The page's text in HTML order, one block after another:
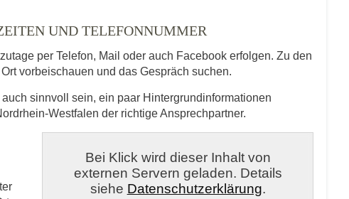
veröffentlicht.
UND TELEFONNUMMER
per Telefon, Mail oder auch Facebook erfolgen. Zu den
vorbeischauen und das Gespräch suchen.
sinnvoll sein, ein paar Hintergrundinformationen
Westfalen der richtige Ansprechpartner.
Bei Klick wird dieser Inhalt von
externen Servern geladen. Details
siehe Datenschutzerklärung.